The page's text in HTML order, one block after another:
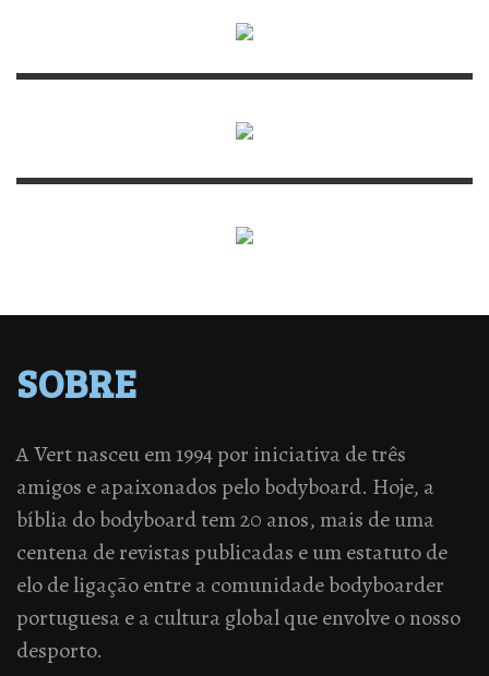
SOBRE
A Vert nasceu em 1994 por iniciativa de três
amigos e apaixonados pelo bodyboard. Hoje, a
bíblia do bodyboard tem 20 anos, mais de uma
centena de revistas publicadas e um estatuto de
elo de ligação entre a comunidade bodyboarder
portuguesa e a cultura global que envolve o nosso
desporto.